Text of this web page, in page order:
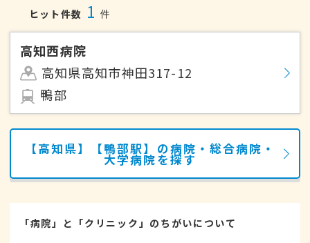
ヒット件数 1 件
高知西病院
高知県高知市神田317-12
鴨部
【高知県】【鴨部駅】の病院・総合病院・
大学病院を探す
「病院」と「クリニック」のちがいについて